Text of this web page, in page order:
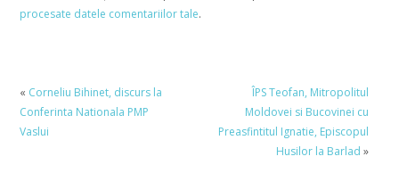
procesate datele comentariilor tale.
« Corneliu Bihinet, discurs la
Conferinta Nationala PMP
Vaslui
ÎPS Teofan, Mitropolitul
Moldovei si Bucovinei cu
Preasfintitul Ignatie, Episcopul
Husilor la Barlad »